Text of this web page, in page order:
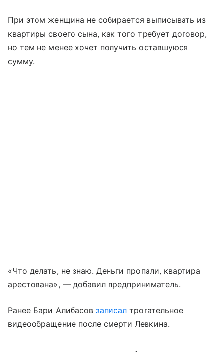
При этом женщина не собирается выписывать из
квартиры своего сына, как того требует договор,
но тем не менее хочет получить оставшуюся
сумму.
«Что делать, не знаю. Деньги пропали, квартира
арестована», — добавил предприниматель.
Ранее Бари Алибасов записал трогательное
видеообращение после смерти Левкина.